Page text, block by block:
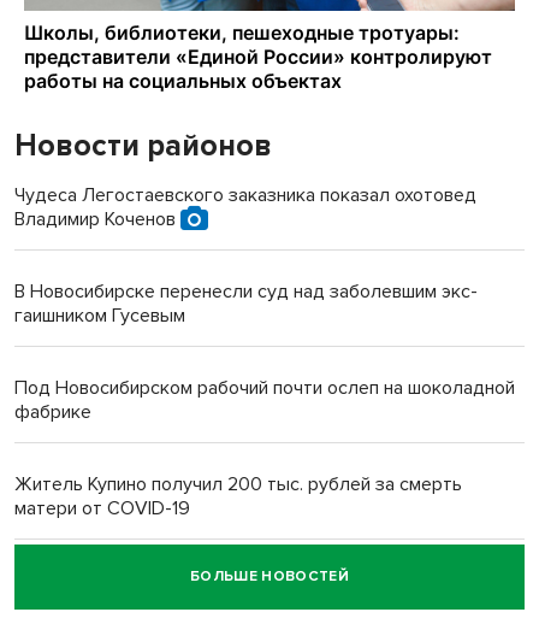
Новости районов
Чудеса Легостаевского заказника показал охотовед
Владимир Коченов
В Новосибирске перенесли суд над заболевшим экс-
гаишником Гусевым
Под Новосибирском рабочий почти ослеп на шоколадной
фабрике
Житель Купино получил 200 тыс. рублей за смерть
матери от COVID-19
Новосибирский суд наказал водителя за смерть
пенсионерки на вокзале
БОЛЬШЕ НОВОСТЕЙ